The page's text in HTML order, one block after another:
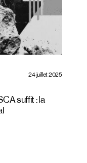
24 juillet 2025
suffit : la